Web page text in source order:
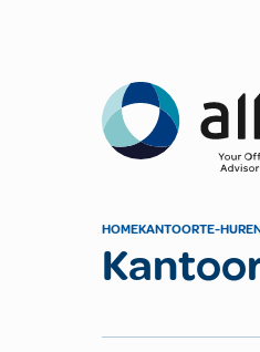
Allten
HOMEKANTOORTE-